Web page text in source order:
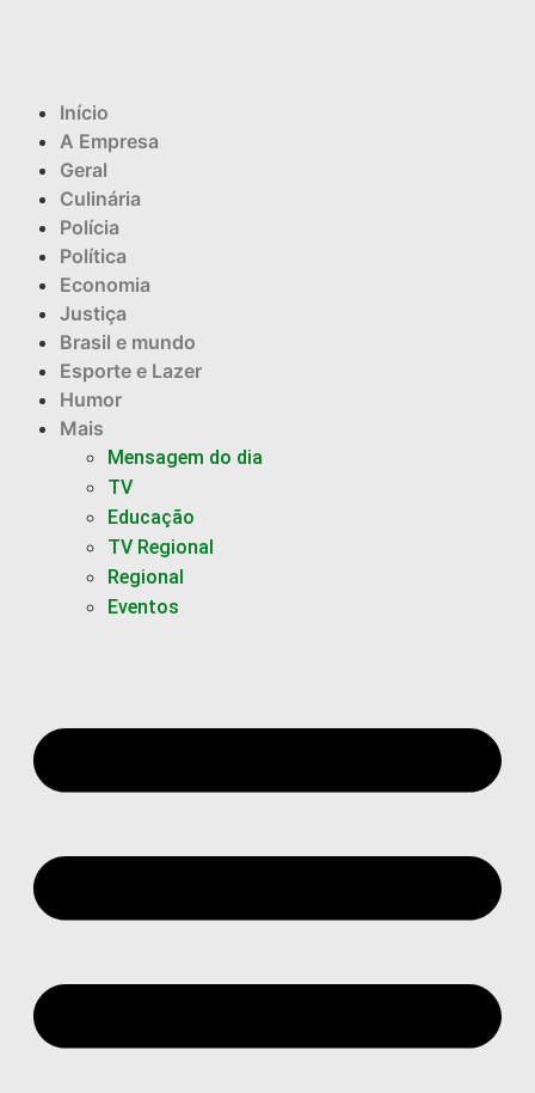
Início
A Empresa
Geral
Culinária
Polícia
Política
Economia
Justiça
Brasil e mundo
Esporte e Lazer
Humor
Mais
Mensagem do dia
TV
Educação
TV Regional
Regional
Eventos